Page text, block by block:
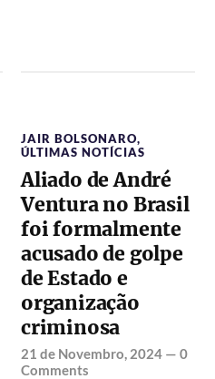
JAIR BOLSONARO,
ÚLTIMAS NOTÍCIAS
Aliado de André
Ventura no Brasil
foi formalmente
acusado de golpe
de Estado e
organização
criminosa
21 de Novembro, 2024 —0
Comments